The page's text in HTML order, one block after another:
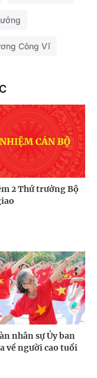
Công Vĩ
2 Thứ trưởng Bộ
nhân sự Ủy ban
về người cao tuổi